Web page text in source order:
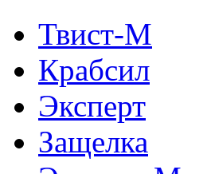
Твист-М
Крабсил
Эксперт
Защелка